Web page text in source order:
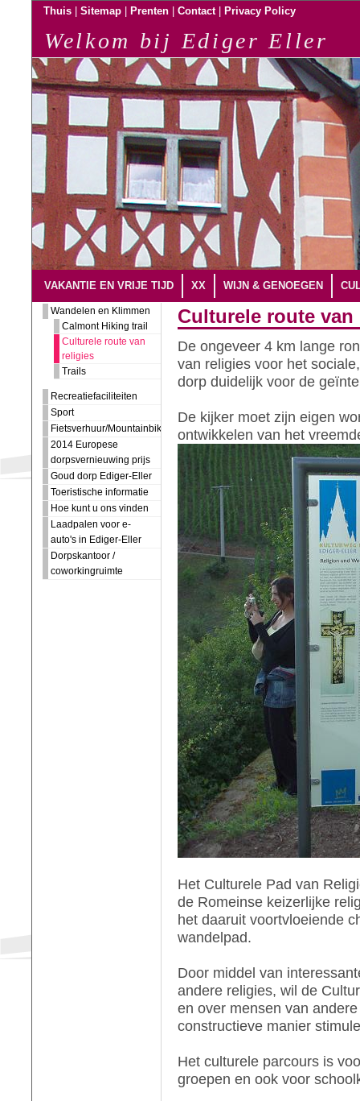
Thuis Sitemap Prenten Contact Privacy Policy
Welkom bij Ediger Eller
VAKANTIE EN VRIJE TIJD XX WIJN & GENOEGEN
Wandelen en Klimmen
Calmont Hiking trail
Culturele route van
religies
Trails
Recreatiefaciliteiten
Sport
Fietsverhuur/Mountainbiking
2014 Europese
dorpsvernieuwing prijs
Goud dorp Ediger-Eller
Toeristische informatie
Hoe kunt u ons vinden
Laadpalen voor e-
auto's in Ediger-Eller
Dorpskantoor /
coworkingruimte
Culturele route
De ongeveer 4 km lange
van religies voor het
dorp duidelijk voor de
De kijker moet zijn eigen
ontwikkelen van het
Het Culturele Pad van
de Romeinse keizerlijke
het daaruit voortvloeiende
wandelpad.
Door middel van
andere religies, wil de
en over mensen van
constructieve manier
Het culturele parcours is
groepen en ook voor